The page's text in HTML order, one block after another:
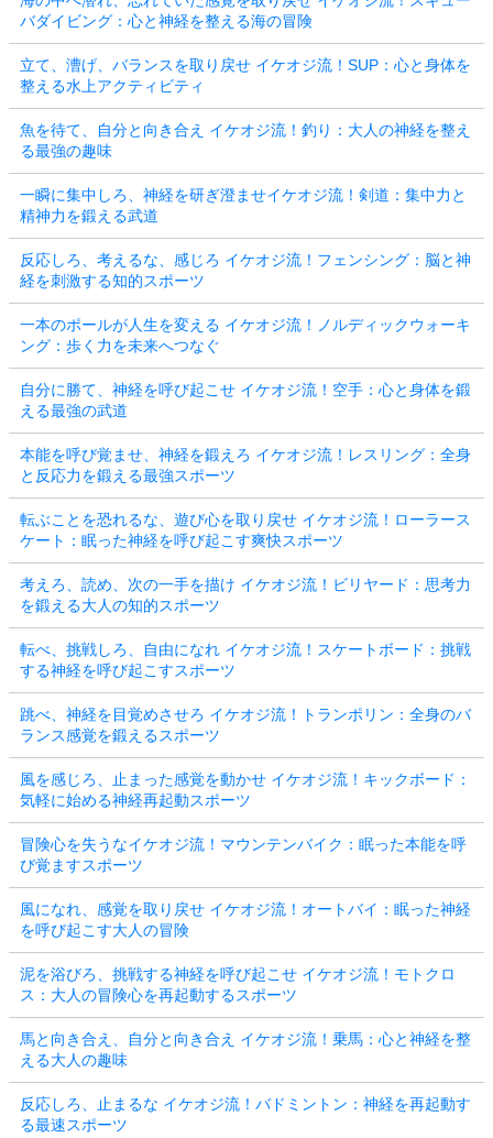
バダイビング：心と神経を整える海の冒険
立て、漕げ、バランスを取り戻せ イケオジ流！SUP：心と身体を
整える水上アクティビティ
魚を待て、自分と向き合え イケオジ流！釣り：大人の神経を整え
る最強の趣味
一瞬に集中しろ、神経を研ぎ澄ませイケオジ流！剣道：集中力と
精神力を鍛える武道
反応しろ、考えるな、感じろ イケオジ流！フェンシング：脳と神
経を刺激する知的スポーツ
一本のポールが人生を変える イケオジ流！ノルディックウォーキ
ング：歩く力を未来へつなぐ
自分に勝て、神経を呼び起こせ イケオジ流！空手：心と身体を鍛
える最強の武道
本能を呼び覚ませ、神経を鍛えろ イケオジ流！レスリング：全身
と反応力を鍛える最強スポーツ
転ぶことを恐れるな、遊び心を取り戻せ イケオジ流！ローラース
ケート：眠った神経を呼び起こす爽快スポーツ
考えろ、読め、次の一手を描け イケオジ流！ビリヤード：思考力
を鍛える大人の知的スポーツ
転べ、挑戦しろ、自由になれ イケオジ流！スケートボード：挑戦
する神経を呼び起こすスポーツ
跳べ、神経を目覚めさせろ イケオジ流！トランポリン：全身のバ
ランス感覚を鍛えるスポーツ
風を感じろ、止まった感覚を動かせ イケオジ流！キックボード：
気軽に始める神経再起動スポーツ
冒険心を失うなイケオジ流！マウンテンバイク：眠った本能を呼
び覚ますスポーツ
風になれ、感覚を取り戻せ イケオジ流！オートバイ：眠った神経
を呼び起こす大人の冒険
泥を浴びろ、挑戦する神経を呼び起こせ イケオジ流！モトクロ
ス：大人の冒険心を再起動するスポーツ
馬と向き合え、自分と向き合え イケオジ流！乗馬：心と神経を整
える大人の趣味
反応しろ、止まるな イケオジ流！バドミントン：神経を再起動す
る最速スポーツ